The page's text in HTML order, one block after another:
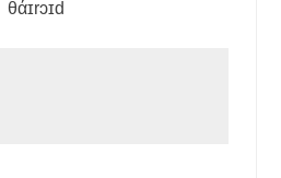
θάɪrɔɪd